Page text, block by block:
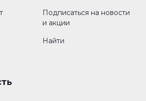
Подписаться на новости
и акции
Найти